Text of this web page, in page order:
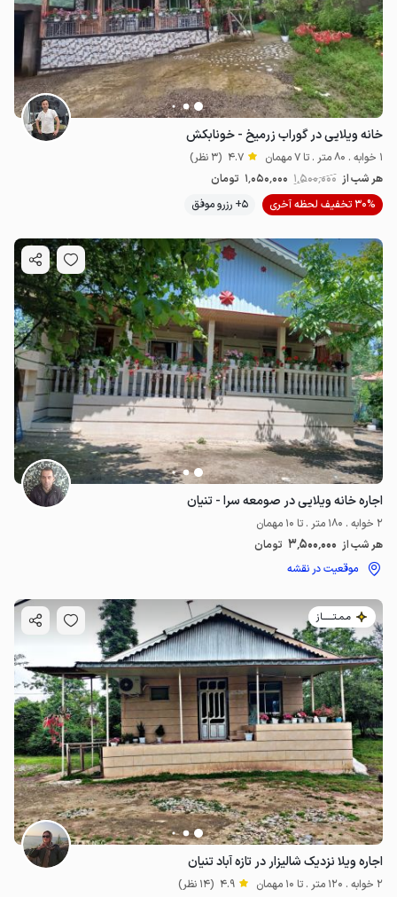
خانه ویلایی در گوراب زرمیخ - خونابکش
1 خوابه . 80 متر . تا 7 مهمان 4.7 (3 نظر)
هر شب از 1٬500٬000 1٬050٬000 تومان
30% تخفیف لحظه آخری
5+ رزرو موفق
اجاره خانه ویلایی در صومعه سرا - تنیان
2 خوابه . 180 متر . تا 10 مهمان
هر شب از 3٬500٬000 تومان
موقعیت در نقشه
مـمـتــــــاز
اجاره ویلا نزدیک شالیزار در تازه آباد تنیان
2 خوابه . 120 متر . تا 10 مهمان 4.9 (14 نظر)